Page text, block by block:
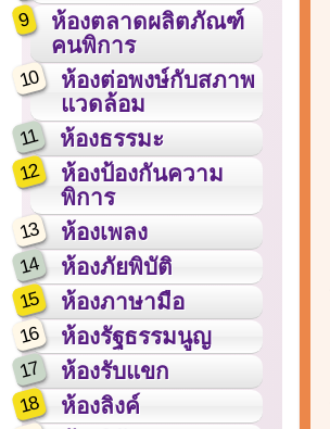
9
ห้องตลาดผลิตภัณฑ์
คนพิการ
10
ห้องต่อพงษ์กับสภาพ
แวดล้อม
11 ห้องธรรมะ
12
ห้องป้องกันความ
พิการ
13 ห้องเพลง
14 ห้องภัยพิบัติ
15 ห้องภาษามือ
16 ห้องรัฐธรรมนูญ
17 ห้องรับแขก
18 ห้องลิงค์